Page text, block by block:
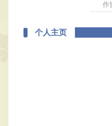
作
个人主页